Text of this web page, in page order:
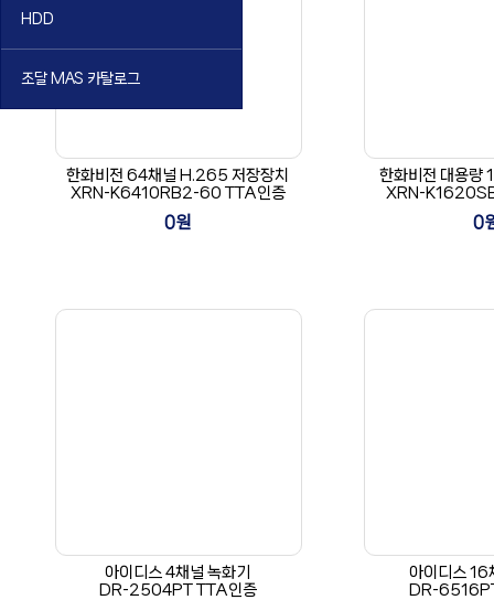
HDD
조달 MAS 카탈로그
한화비전 64채널 H.265 저장장치
XRN-K6410RB2-60 TTA인증
0원
한화비전 대용량
XRN-
0
아이디스 4채널 녹화기
DR-2504PT TTA인증
아이디스 16
DR-